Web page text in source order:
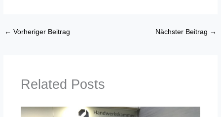
← Vorheriger Beitrag Nächster Beitrag →
Related Posts